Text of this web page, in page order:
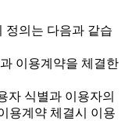
정의는 다음과 같습
이용계약을 체결한
식별과 이용자의
용계약 체결시 이용